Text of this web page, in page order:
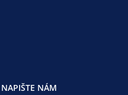
NAPIŠTE NÁM